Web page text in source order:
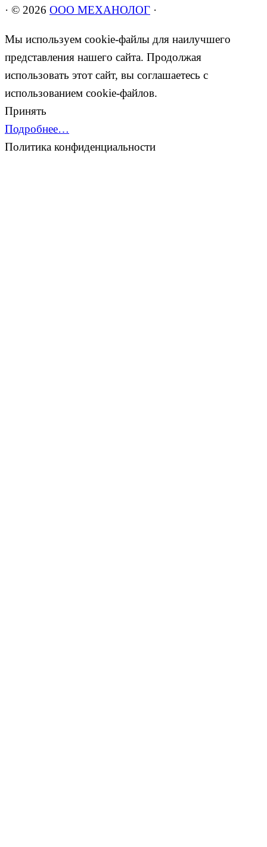
· © 2026 ООО МЕХАНОЛОГ ·
Мы используем cookie-файлы для наилучшего
представления нашего сайта. Продолжая
использовать этот сайт, вы соглашаетесь с
использованием cookie-файлов.
Принять
Подробнее…
Политика конфиденциальности